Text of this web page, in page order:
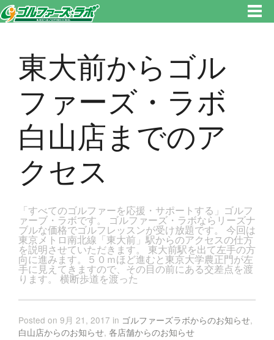
です。新宿区、若松河田で気軽にゴルフレッスン！
東大前からゴル
ファーズ・ラボ
白山店までのア
クセス
「すべてのゴルファーを応援・サポートする」ゴルフ
ァーブ・ラボです。 ゴルファーズ・ラボならリーズナ
ブルな価格でゴルフレッスンが受け放題です。 今回は
東京メトロ南北線「東大前」駅からのアクセスの仕方
を説明させていただきます。 東大前駅を出て左手の方
向に進みます。５０ｍほど進むと東京大学農正門が左
手に見えてきますので、その目の前にある交差点を渡
ります。 横断歩道を渡った
Posted on 9月 21, 2017 in ゴルファーズラボからのお知らせ,
白山店からのお知らせ, 各店舗からのお知らせ